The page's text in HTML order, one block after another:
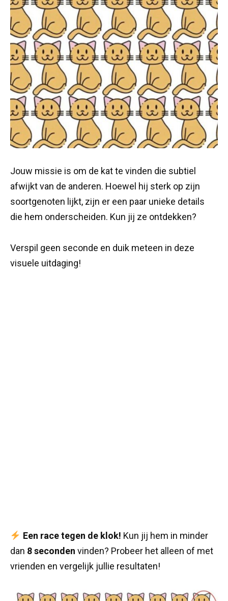
Jouw missie is om de kat te vinden die subtiel
afwijkt van de anderen. Hoewel hij sterk op zijn
soortgenoten lijkt, zijn er een paar unieke details
die hem onderscheiden. Kun jij ze ontdekken?
Verspil geen seconde en duik meteen in deze
visuele uitdaging!
Een race tegen de klok! Kun jij hem in minder
dan 8 seconden vinden? Probeer het alleen of met
vrienden en vergelijk jullie resultaten!